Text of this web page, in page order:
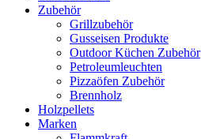
Zubehör
Grillzubehör
Gusseisen Produkte
Outdoor Küchen Zubehör
Petroleumleuchten
Pizzaöfen Zubehör
Brennholz
Holzpellets
Marken